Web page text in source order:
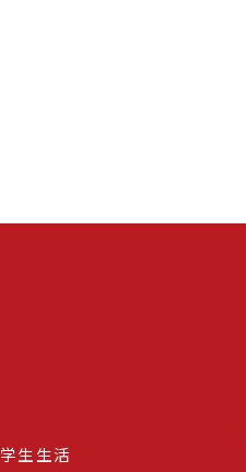
学生生活